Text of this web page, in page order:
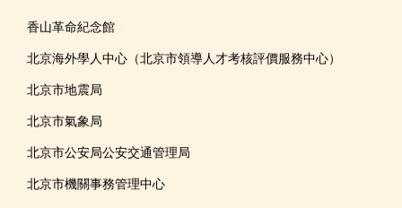
香山革命紀念館
北京海外學人中心（北京市領導人才考核評價服務中心）
北京市地震局
北京市氣象局
北京市公安局公安交通管理局
北京市機關事務管理中心